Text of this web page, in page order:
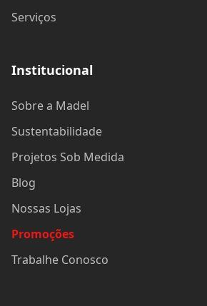
Serviços
Institucional
Sobre a Madel
Sustentabilidade
Projetos Sob Medida
Blog
Nossas Lojas
Promoções
Trabalhe Conosco